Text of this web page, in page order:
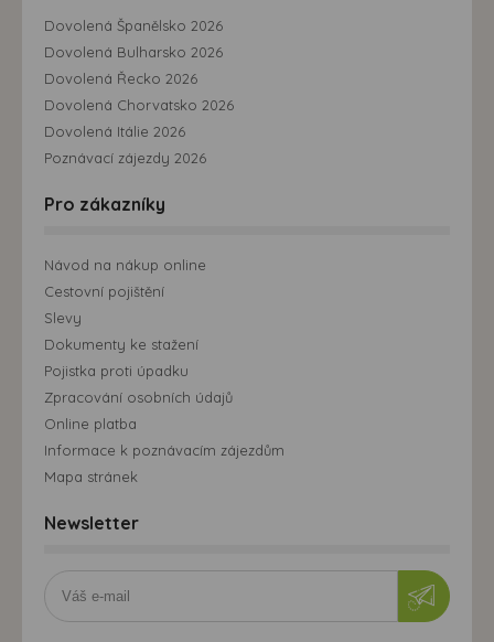
Dovolená Španělsko 2026
Dovolená Bulharsko 2026
Dovolená Řecko 2026
Dovolená Chorvatsko 2026
Dovolená Itálie 2026
Poznávací zájezdy 2026
Pro zákazníky
Návod na nákup online
Cestovní pojištění
Slevy
Dokumenty ke stažení
Pojistka proti úpadku
Zpracování osobních údajů
Online platba
Informace k poznávacím zájezdům
Mapa stránek
Newsletter